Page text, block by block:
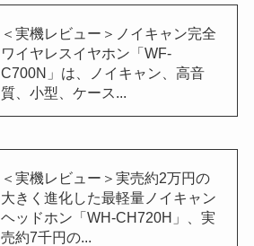
＜実機レビュー＞ノイキャン完全
ワイヤレスイヤホン「WF-
C700N」は、ノイキャン、高音
質、小型、ケース...
＜実機レビュー＞実売約2万円の
大きく進化した最軽量ノイキャン
ヘッドホン「WH-CH720H」、実
売約7千円の...